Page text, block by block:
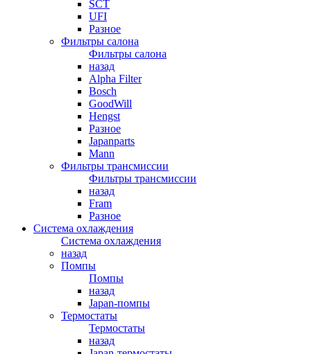
SCT
UFI
Разное
Фильтры салона
Фильтры салона
назад
Alpha Filter
Bosch
GoodWill
Hengst
Разное
Japanparts
Mann
Фильтры трансмиссии
Фильтры трансмиссии
назад
Fram
Разное
Система охлаждения
Система охлаждения
назад
Помпы
Помпы
назад
Japan-помпы
Термостаты
Термостаты
назад